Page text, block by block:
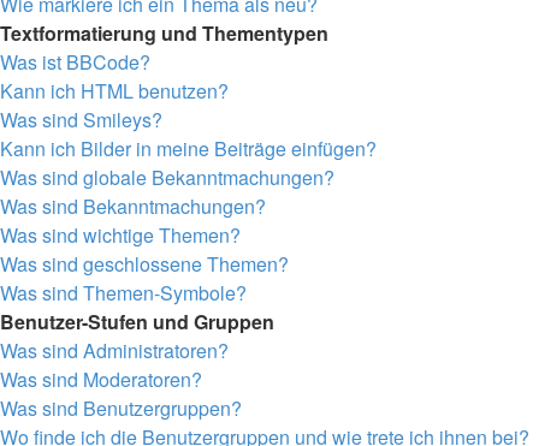
Textformatierung und Thementypen
Was ist BBCode?
Kann ich HTML benutzen?
Was sind Smileys?
Kann ich Bilder in meine Beiträge einfügen?
Was sind globale Bekanntmachungen?
Was sind Bekanntmachungen?
Was sind wichtige Themen?
Was sind geschlossene Themen?
Was sind Themen-Symbole?
Benutzer-Stufen und Gruppen
Was sind Administratoren?
Was sind Moderatoren?
Was sind Benutzergruppen?
Wo finde ich die Benutzergruppen und wie trete ich ihnen bei?